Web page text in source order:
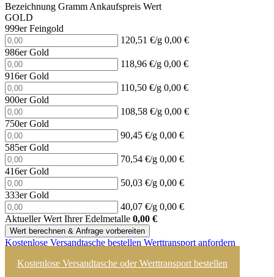
Bezeichnung Gramm Ankaufspreis Wert
GOLD
999er Feingold
120,51 €/g 0,00 €
986er Gold
118,96 €/g 0,00 €
916er Gold
110,50 €/g 0,00 €
900er Gold
108,58 €/g 0,00 €
750er Gold
90,45 €/g 0,00 €
585er Gold
70,54 €/g 0,00 €
416er Gold
50,03 €/g 0,00 €
333er Gold
40,07 €/g 0,00 €
Aktueller Wert Ihrer Edelmetalle 0,00 €
Wert berechnen & Anfrage vorbereiten
Kostenlose Versandtasche bestellen Werttransport anfordern
Kostenlose Versandtasche oder Werttransport bestellen